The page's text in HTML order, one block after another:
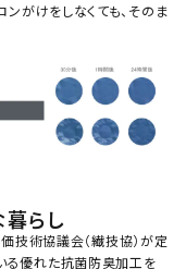
がけをしなくても、そのま
暮らし
技術協議会（繊技協）が定
る優れた抗菌防臭加工を